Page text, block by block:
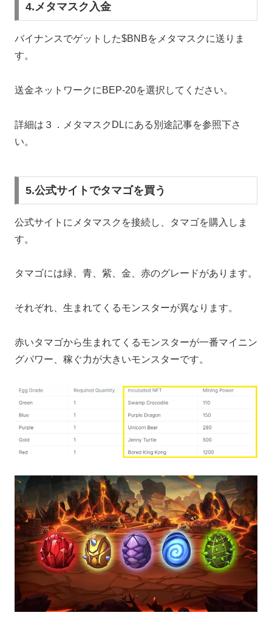
4.メタマスク入金
バイナンスでゲットした$BNBをメタマスクに送りま
す。
送金ネットワークにBEP-20を選択してください。
詳細は３．メタマスクDLにある別途記事を参照下さ
い。
5.公式サイトでタマゴを買う
公式サイトにメタマスクを接続し、タマゴを購入しま
す。
タマゴには緑、青、紫、金、赤のグレードがあります。
それぞれ、生まれてくるモンスターが異なります。
赤いタマゴから生まれてくるモンスターが一番マイニン
グパワー、稼ぐ力が大きいモンスターです。